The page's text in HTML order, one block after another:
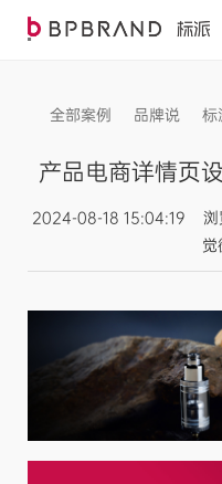
全部案例 品牌说 标
产品电商详情页
2024-08-18 15:04:19 浏
觉